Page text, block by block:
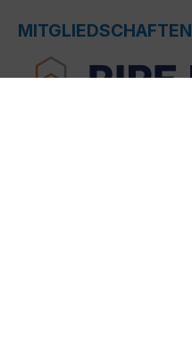
MITGLIEDSCHAFTEN